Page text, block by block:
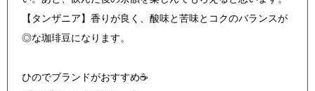
【タンザニア】香りが良く、酸味と苦味とコクのバランスが
◎な珈琲豆になります。
ひのでブランドがおすすめ☕